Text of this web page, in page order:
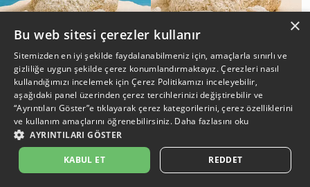
Erkek Çanta Erkek Ayakkabı
×
Bu web sitesi çerezler kullanır
Sitemizden en iyi şekilde faydalanabilmeniz için, amaçlarla sınırlı ve
gizliliğe uygun şekilde çerez konumlandırmaktayız. Çerezleri nasıl
kullandığımızı incelemek içinÇerez Politikamızı inceleyebilir,
aşağıdaki panel üzerinden çerez tercihlerinizi değiştirebilir ve
“Ayrıntıları Göster”e tıklayarak çerez kategorilerini, çerez özelliklerini
ve kullanım amaçlarını öğrenebilirsiniz. Daha fazlasını oku
AYRINTILARI GÖSTER
KABUL ET REDDET